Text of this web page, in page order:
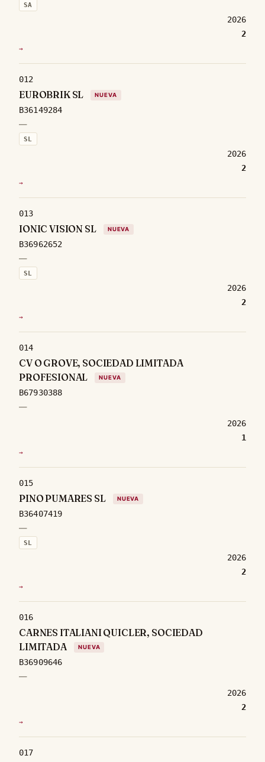
SA
2026
2
→
012
EUROBRIK SL NUEVA
B36149284
—
SL
2026
2
→
013
IONIC VISION SL NUEVA
B36962652
—
SL
2026
2
→
014
CV O GROVE, SOCIEDAD LIMITADA
PROFESIONAL
NUEVA
B67930388
—
2026
1
→
015
PINO PUMARES SL NUEVA
B36407419
—
SL
2026
2
→
016
CARNES ITALIANI QUICLER, SOCIEDAD
LIMITADA
NUEVA
B36909646
—
2026
2
→
017